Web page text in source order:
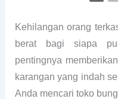
Kehilangan orang
berat bagi siapa
pentingnya
karangan yang indah
Anda mencari toko